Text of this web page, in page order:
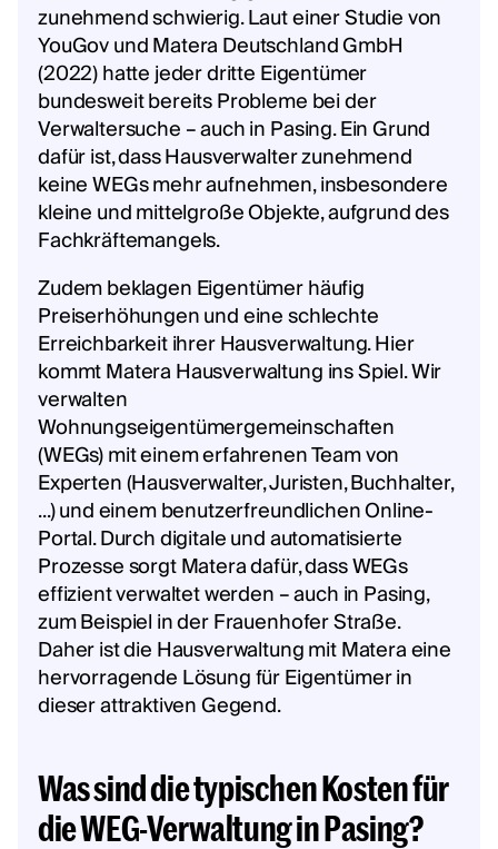
zunehmend schwierig. Laut einer Studie von
YouGov und Matera Deutschland GmbH
(2022) hatte jeder dritte Eigentümer
bundesweit bereits Probleme bei der
Verwaltersuche – auch in Pasing. Ein Grund
dafür ist, dass Hausverwalter zunehmend
keine WEGs mehr aufnehmen, insbesondere
kleine und mittelgroße Objekte, aufgrund des
Fachkräftemangels.
Zudem beklagen Eigentümer häufig
Preiserhöhungen und eine schlechte
Erreichbarkeit ihrer Hausverwaltung. Hier
kommt Matera Hausverwaltung ins Spiel. Wir
verwalten
Wohnungseigentümergemeinschaften
(WEGs) mit einem erfahrenen Team von
Experten (Hausverwalter, Juristen, Buchhalter,
...) und einem benutzerfreundlichen Online-
Portal. Durch digitale und automatisierte
Prozesse sorgt Matera dafür, dass WEGs
effizient verwaltet werden – auch in Pasing,
zum Beispiel in der Frauenhofer Straße.
Daher ist die Hausverwaltung mit Matera eine
hervorragende Lösung für Eigentümer in
dieser attraktiven Gegend.
Was sind die typischen Kosten für
die WEG-Verwaltung in Pasing?